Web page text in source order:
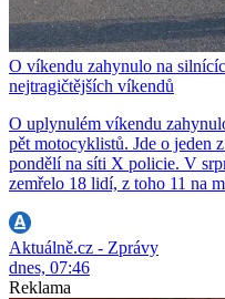
O víkendu zahynulo na
nejtragičtějších víkendů
O uplynulém víkendu
pět motocyklistů. Jde o jeden
pondělí na síti X policie. V
zemřelo 18 lidí, z toho 11 na
Aktuálně.cz - Zprávy
dnes, 07:46
Reklama